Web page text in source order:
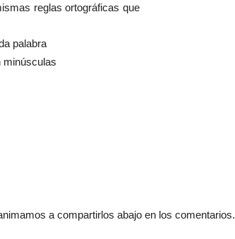
reglas ortográficas que
palabra
minúsculas
a compartirlos abajo en los comentarios.